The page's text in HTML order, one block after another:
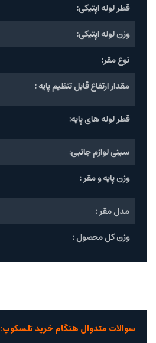
قطر لوله اپتیکی:
وزن لوله اپتیکی:
نوع مقر:
مقدار ارتفاع قابل تنظیم پایه :
قطر لوله های پایه:
سینی لوازم جانبی:
وزن پایه و مقر :
مدل مقر :
وزن کل محصول :
سوالات متدوال هنگام خرید تلسکوپ: